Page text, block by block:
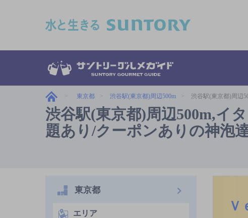
東京都 渋谷駅(東京都)周辺500m 渋谷駅(東京都)周辺
渋谷駅(東京都)周辺500m,イ
題あり/クーポンありの神泡
東京都
エリア